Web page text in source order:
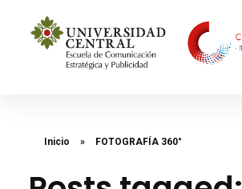
Inicio » FOTOGRAFÍA 360°